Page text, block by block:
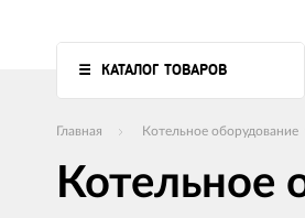
КАТАЛОГ ТОВАРОВ
Главная Котельное оборудование
Котельное